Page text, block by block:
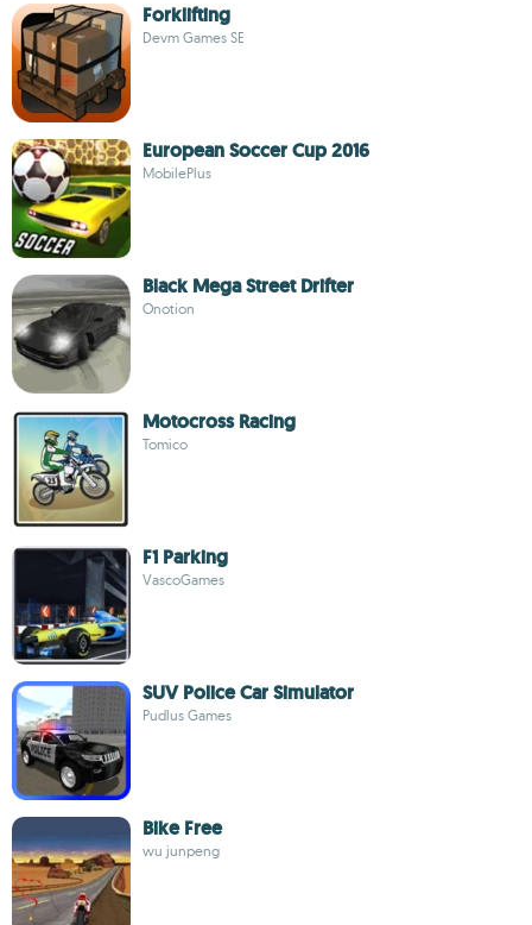
Forklifting
Devm Games SE
European Soccer Cup 2016
MobilePlus
Black Mega Street Drifter
Onotion
Motocross Racing
Tomico
F1 Parking
VascoGames
SUV Police Car Simulator
Pudlus Games
Bike Free
wu junpeng